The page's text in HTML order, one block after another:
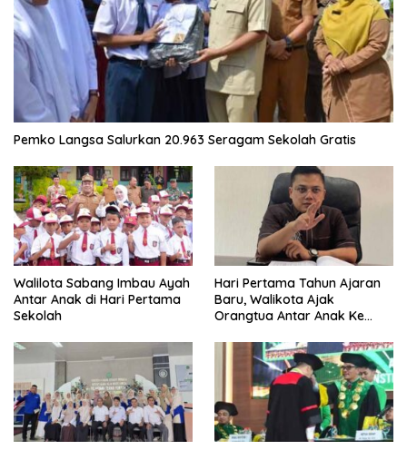
Pemko Langsa Salurkan 20.963 Seragam Sekolah Gratis
Walilota Sabang Imbau Ayah
Antar Anak di Hari Pertama
Sekolah
Hari Pertama Tahun Ajaran
Baru, Walikota Ajak
Orangtua Antar Anak Ke